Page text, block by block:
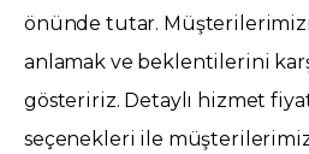
önünde tutar.
anlamak ve beklentilerini
gösteririz. Detaylı hizmet
seçenekleri ile